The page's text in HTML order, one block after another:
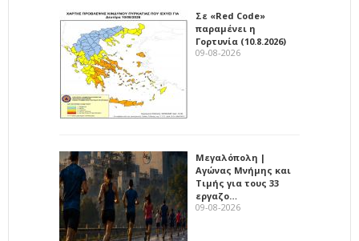
Σε «Red Code»
παραμένει η
Γορτυνία (10.8.2026)
09-08-2026
Μεγαλόπολη |
Αγώνας Μνήμης και
Τιμής για τους 33
εργαζο…
09-08-2026